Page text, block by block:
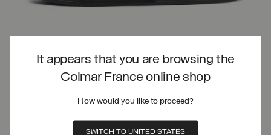
It appears that you are browsing the
Colmar France online shop
How would you like to proceed?
SWITCH TO UNITED STATES